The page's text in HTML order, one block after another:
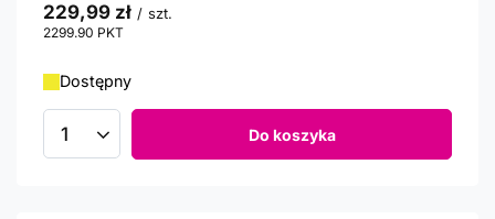
229,99 zł / szt.
2299.90 PKT
Dostępny
Ilość produktów Do koszyka